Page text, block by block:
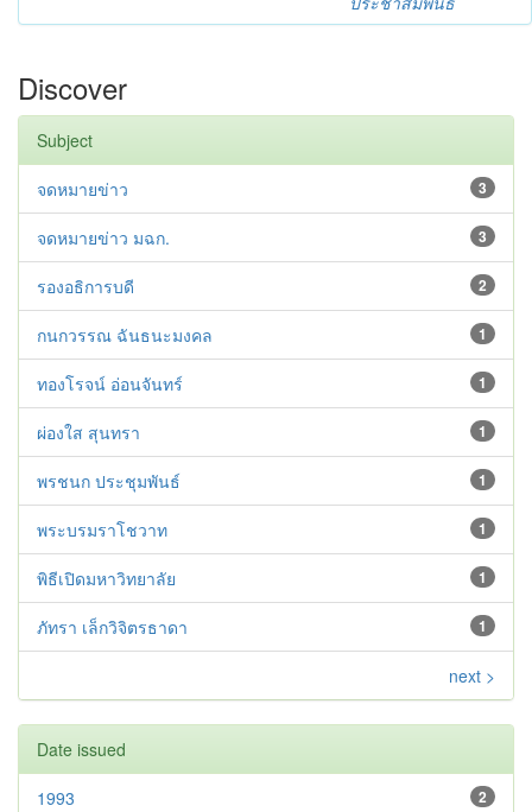
Discover
Subject
3
จดหมายข่าว
3
จดหมายข่าว มฉก.
2
รองอธิการบดี
1
กนกวรรณ ฉันธนะมงคล
1
ทองโรจน์ อ่อนจันทร์
1
ผ่องใส สุนทรา
1
พรชนก ประชุมพันธ์
1
พระบรมราโชวาท
1
พิธีเปิดมหาวิทยาลัย
1
ภัทรา เล็กวิจิตรธาดา
next >
Date issued
2
1993